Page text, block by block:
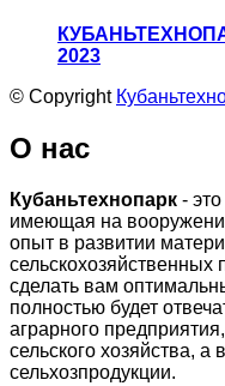
2023
© Copyright
О нас
Кубаньтехнопарк -
имеющая на
опыт в развитии
сделать вам
полностью будет
аграрного
сельского хозяйства, а
сельхозпродукции.